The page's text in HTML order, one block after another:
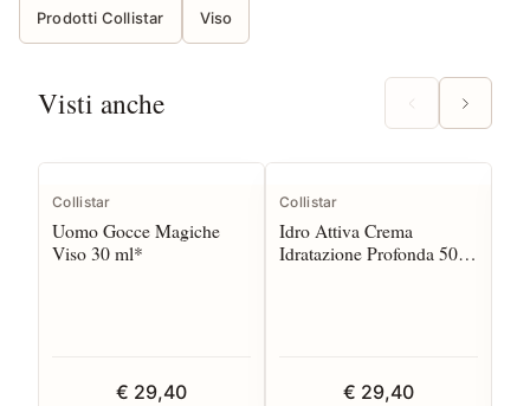
Prodotti Collistar Viso
Visti anche
Collistar
Uomo Gocce Magiche
Viso 30 ml*
€ 29,40
Collistar
Idro Attiva Crema
Idratazione Profonda 50
€ 29,40